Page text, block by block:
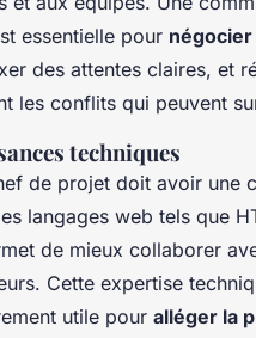
essentielle pour
des attentes claires, et
les conflits qui peuvent
techniques
de projet doit avoir une
langages web tels que
de mieux collaborer
Cette expertise
utile pour alléger la